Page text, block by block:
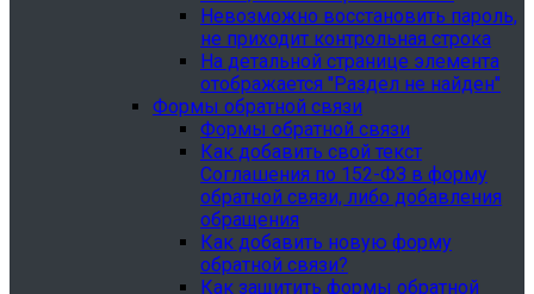
Невозможно восстановить пароль,
не приходит контрольная строка
На детальной странице элемента
отображается "Раздел не найден"
Формы обратной связи
Формы обратной связи
Как добавить свой текст
Соглашения по 152-ФЗ в форму
обратной связи, либо добавления
обращения
Как добавить новую форму
обратной связи?
Как защитить формы обратной